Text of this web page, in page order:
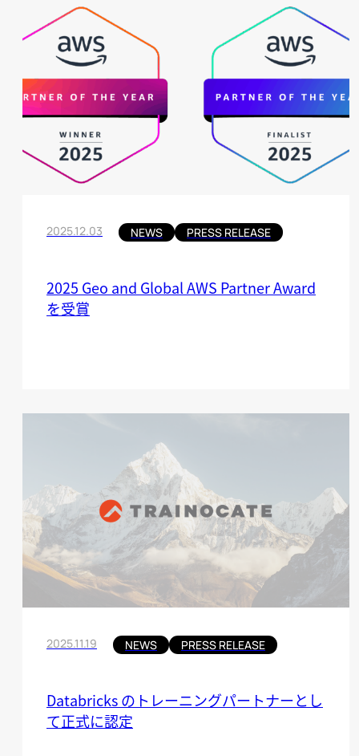
2025.12.03 NEWS PRESS RELEASE
2025 Geo and Global AWS Partner Award
を受賞
2025.11.19 NEWS PRESS RELEASE
Databricks のトレーニングパートナーとし
て正式に認定